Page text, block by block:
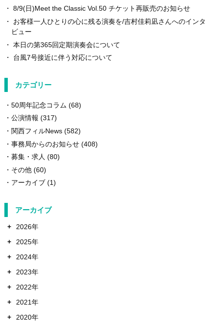
8/9(日)Meet the Classic Vol.50 チケット再販売のお知らせ
お客様一人ひとりの心に残る演奏を/吉村佳莉凪さんへのインタ
ビュー
本日の第365回定期演奏会について
台風7号接近に伴う対応について
カテゴリー
50周年記念コラム (68)
公演情報 (317)
関西フィルNews(582)
事務局からのお知らせ(408)
募集・求人 (80)
その他(60)
アーカイブ(1)
アーカイブ
+
2026年
+
2025年
+
2024年
+
2023年
+
2022年
+
2021年
+
2020年